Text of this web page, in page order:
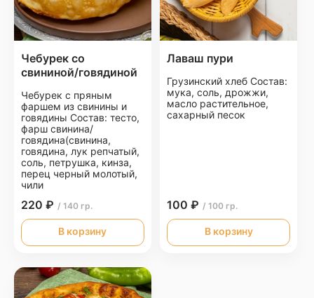
Чебурек со
свининой/говядиной
Чебурек с пряным
фаршем из свинины и
говядины Состав: тесто,
фарш свинина/
говядина(свинина,
говядина, лук репчатый,
соль, петрушка, кинза,
перец черный молотый,
чили
220 ₽ / 140 гр.
В корзину
Лаваш пури
Грузинский хлеб Состав:
мука, соль, дрожжи,
масло растительное,
сахарный песок
100 ₽ / 100 гр.
В корзину